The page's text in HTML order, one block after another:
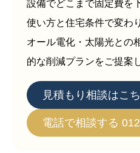
設備でどこまで固定費を
使い方と住宅条件で変わ
オール電化・太陽光との
的な削減プランをご提案
見積もり相談はこ
電話で相談する